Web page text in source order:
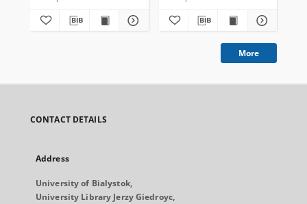
More
CONTACT DETAILS
Address
University of Bialystok,
University Library Jerzy Giedroyc,